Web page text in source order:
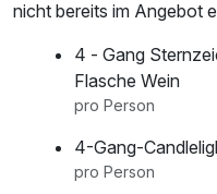
nicht bereits im Angebot
4 - Gang
Flasche Wein
pro Person
4-Gang-
pro Person